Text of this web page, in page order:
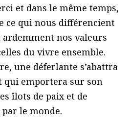
et dans le même temps,
ce qui nous différencient
ardemment nos valeurs
du vivre ensemble.
une déferlante s’abattra
qui emportera sur son
îlots de paix et de
le monde.